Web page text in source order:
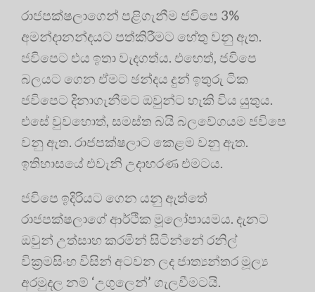
රාජපක්ෂලාගෙන් පළිගැනීම ජවිපෙ 3%
අමන්දානන්දයට පත්කිරීමට හේතු වනු ඇත.
ජවිපෙට එය ඉතා වැදගත්ය. එහෙත්, ජවිපෙ
බලයට ගෙන ඒමට ඡන්දය දුන් ඉතුරු ටික
ජවිපෙට දිනාගැනීමට ඔවුන්ට හැකි විය යුතුය.
එසේ වුවහොත්, සමස්ත බයි බලවේගයම ජවිපෙ
වනු ඇත. රාජපක්ෂලාට කෙළම වනු ඇත.
ඉතිහාසයේ එවැනි උදාහරණ එමටය.
ජවිපෙ ඉදිරියට ගෙන යනු ඇත්තේ
රාජපක්ෂලාගේ ආර්ථික මූලෝපායමය. දැනට
ඔවුන් උත්සාහ කරමින් සිටින්නේ රනිල්
වික්‍රමසිංහ විසින් අටවන ලද ජාත්‍යන්තර මූල්‍ය
අරමුදල නම් ‘උගුලෙන්’ ගැලවීමටයි.